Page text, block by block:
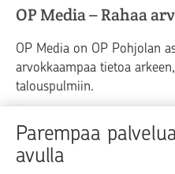
Parempaa
avulla
OP Media – Rahaa
OP Media on OP Pohjolan
arvokkaampaa tietoa
talouspulmiin.
Raha Elämä
Blogit ja puheenvuorot